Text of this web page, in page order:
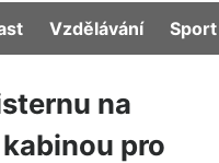
Vzdělávání Sport
na
pro